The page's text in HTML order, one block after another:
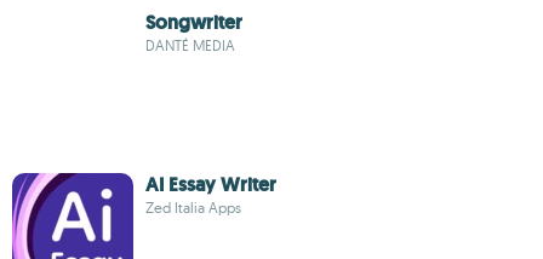
Songwriter
DANTÉ MEDIA
AI Essay Writer
Zed Italia Apps